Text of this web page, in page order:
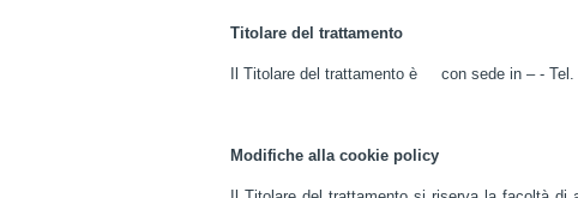
Titolare del trattamento
Il Titolare del trattamento è con sede in – - Tel.
Modifiche alla cookie policy